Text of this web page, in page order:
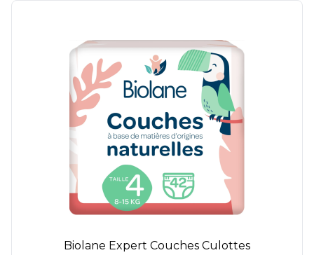
Biolane Expert Couches Culottes